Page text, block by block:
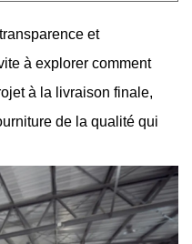
et
à explorer comment
à la livraison finale,
de la qualité qui